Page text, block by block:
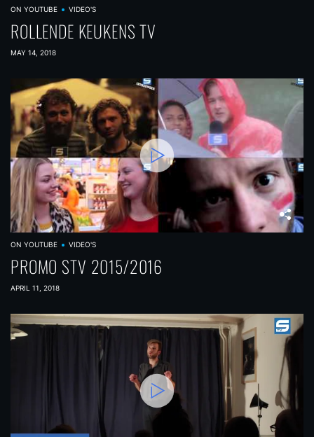
ON YOUTUBE VIDEO'S
ROLLENDE KEUKENS TV
MAY 14, 2018
ON YOUTUBE VIDEO'S
PROMO STV 2015/2016
APRIL 11, 2018